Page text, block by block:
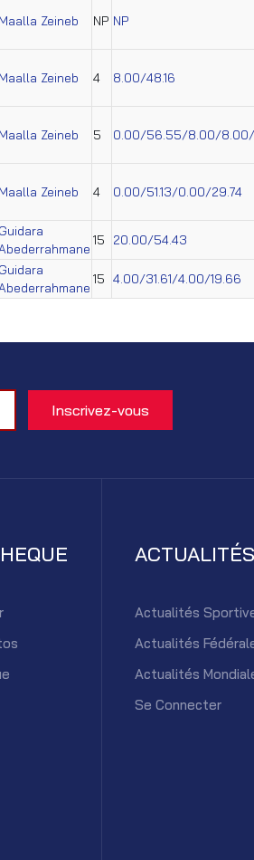
Maalla Zeineb NP NP
Maalla Zeineb 4 8.00/48.16
Maalla Zeineb 5 0.00/56.55/8.00/8.00/
Maalla Zeineb 4 0.00/51.13/0.00/29.74
Guidara
15 20.00/54.43
Guidara
15 4.00/31.61/4.00/19.66
ACTUALITÉS
Actualités
Actualités
Actualités
Se Connecter